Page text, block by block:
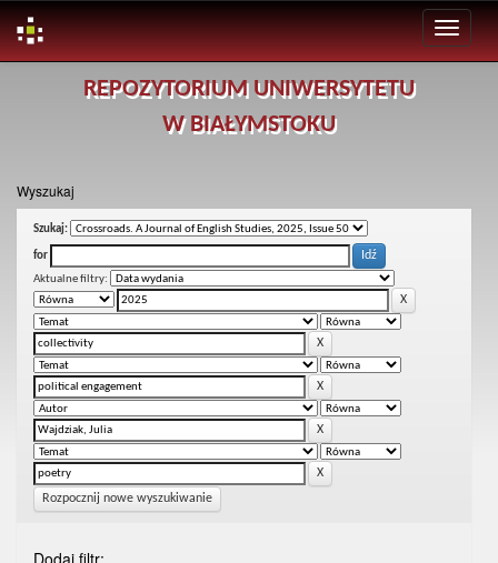
REPOZYTORIUM UNIWERSYTETU
W BIAŁYMSTOKU
Wyszukaj
Szukaj:
for
Aktualne filtry:
Rozpocznij nowe wyszukiwanie